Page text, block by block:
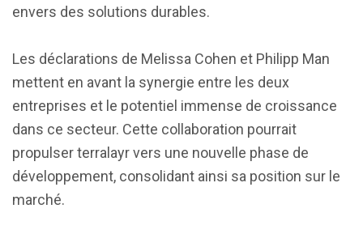
envers des solutions durables.
Les déclarations de Melissa Cohen et Philipp Man
mettent en avant la synergie entre les deux
entreprises et le potentiel immense de croissance
dans ce secteur. Cette collaboration pourrait
propulser terralayr vers une nouvelle phase de
développement, consolidant ainsi sa position sur le
marché.